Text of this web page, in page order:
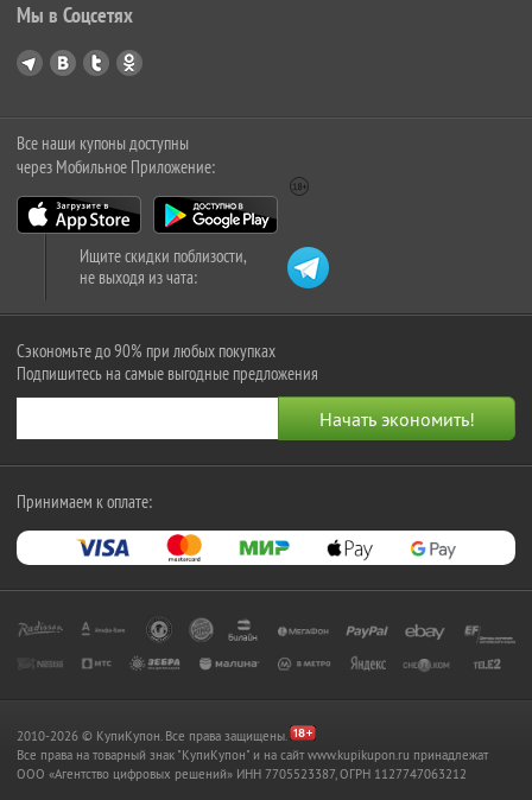
Мы в Соцсетях
Все наши купоны доступны
через Мобильное Приложение:
Ищите скидки поблизости,
не выходя из чата:
Сэкономьте до 90% при любых покупках
Подпишитесь на самые выгодные предложения
Принимаем к оплате:
2010-2026 © КупиКупон. Все права защищены.
Все права на товарный знак "КупиКупон" и на сайт www.kupikupon.ru принадлежат
OOO «Агентство цифровых решений» ИНН 7705523387, ОГРН 1127747063212